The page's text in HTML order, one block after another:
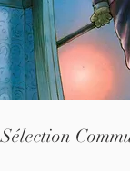
Sélection